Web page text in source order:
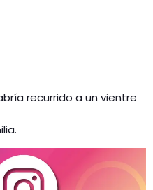
recurrido a un vientre